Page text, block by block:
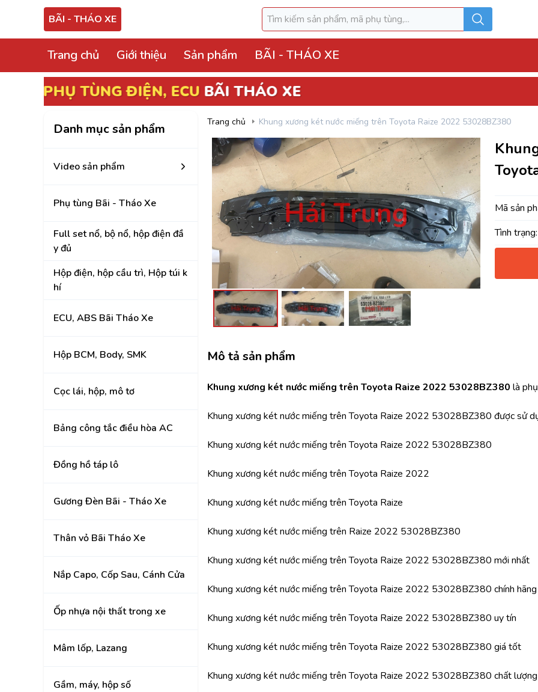
BÃI - THÁO XE
Trang chủ Giới thiệu Sản phẩm
Video sản phẩm
Phụ tùng Bãi - Tháo Xe
Hộp điện, hộp cầu trì, Hộp túi khí
ECU, ABS Bãi Tháo Xe
Hộp BCM, Body, SMK
Cọc lái, hộp, mô tơ
Bảng công tắc điều hòa AC
Đồng hồ táp lô
Gương Đèn Bãi - Tháo Xe
Thân vỏ Bãi Tháo Xe
Nắp Capo, Cốp Sau, Cánh Cửa
Ốp nhựa nội thất trong xe
Hệ thống treo gầm, giảm xóc, càng
TOYOTA
HYUNDAI
BÃI - THÁO XE
ĐIỆN, ECUBÃI THÁO XE
Danh mục sản phẩm
Video sản phẩm
Phụ tùng Bãi - Tháo Xe
Full set nổ, bộ nổ, hộp điện đầ
y đủ
Hộp điện, hộp cầu trì, Hộp túi k
hí
ECU, ABS Bãi Tháo Xe
Hộp BCM, Body, SMK
Cọc lái, hộp, mô tơ
Bảng công tắc điều hòa AC
Đồng hồ táp lô
Gương Đèn Bãi - Tháo Xe
Thân vỏ Bãi Tháo Xe
Nắp Capo, Cốp Sau, Cánh Cửa
Ốp nhựa nội thất trong xe
Mâm lốp, Lazang
Gầm, máy, hộp số
Trang chủ Khung xương két nước miếng trên Toyota Raize 2022 53028BZ380
Mã sản
Tình trạng:
Mô tả sản phẩm
Khung xương két nước miếng trên Toyota Raize 2022 53028BZ380 là
Khung xương két nước miếng trên Toyota Raize 2022 53028BZ380 được sử
Khung xương két nước miếng trên Toyota Raize 2022 53028BZ380
Khung xương két nước miếng trên Toyota Raize 2022
Khung xương két nước miếng trên Toyota Raize
Khung xương két nước miếng trên Raize 2022 53028BZ380
Khung xương két nước miếng trên Toyota Raize 2022 53028BZ380 mới nhất
Khung xương két nước miếng trên Toyota Raize 2022 53028BZ380 chính hãng
Khung xương két nước miếng trên Toyota Raize 2022 53028BZ380 uy tín
Khung xương két nước miếng trên Toyota Raize 2022 53028BZ380 giá tốt
Khung xương két nước miếng trên Toyota Raize 2022 53028BZ380 chất